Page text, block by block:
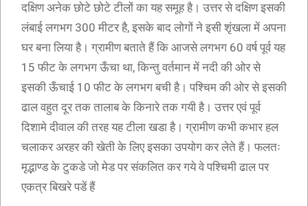
दक्षिण अनेक छोटे छोटे टीलों का यह समूह है। उत्तर से दक्षिण इसकी
लंबाई लगभग 300 मीटर है, इसके बाद लोगों ने इसी शृंखला में अपना
घर बना लिया है। ग्रामीण बताते हैं कि आजसे लगभग 60 वर्ष पूर्व यह
15 फीट के लगभग ऊँचा था, किन्तु वर्तमान में नदी की ओर से
इसकी ऊँचाई 10 फीट के लगभग बची है। पश्चिम की ओर से इसकी
ढाल वहुत दूर तक तालाब के किनारे तक गयी है। उत्तर एवं पूर्व
दिशामे दीवाल की तरह यह टीला खडा है। ग्रामीण कभी कभार हल
चलाकर अरहर की खेती के लिए इसका उपयोग कर लेते हैं। फलतः
मृद्भाण्ड के टुकडे जो मेड पर संकलित कर गये वे पश्चिमी ढाल पर
एकत्र बिखरे पडें हैं